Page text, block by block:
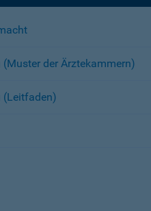
der Ärztekammern)
(Leitfaden)